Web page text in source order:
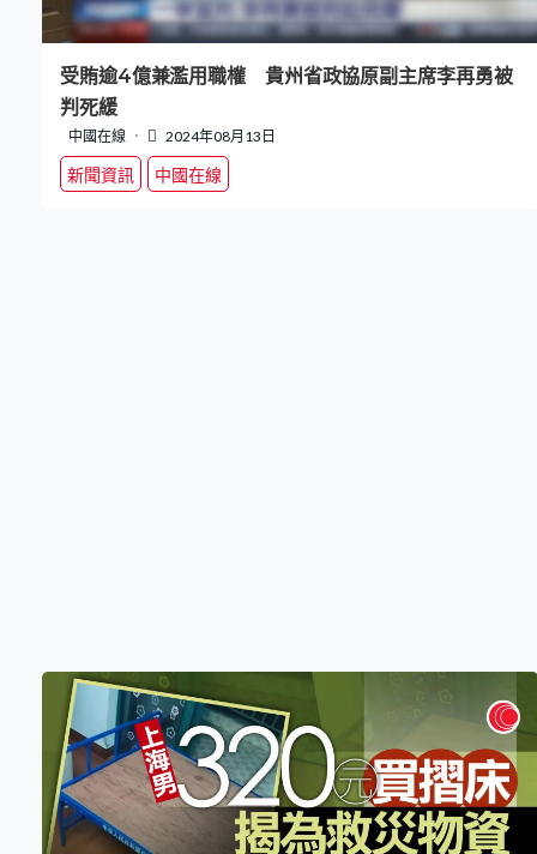
受賄逾4億兼濫用職權 貴州省政協原副主席李再勇被
判死緩
中國在線 2024年08月13日
新聞資訊 中國在線